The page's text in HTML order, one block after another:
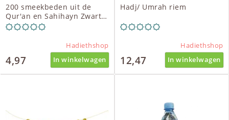
200 smeekbeden uit de
Qur'an en Sahihayn Zwart-
Goud
Hadiethshop
4,97 In winkelwagen
Hadj/ Umrah riem
Hadiethshop
12,47 In winkelwagen